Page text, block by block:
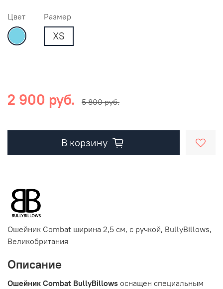
Цвет Размер
XS
2 900 руб. 5 800 руб.
В корзину
Ошейник Combat ширина 2,5 см, с ручкой, BullyBillows,
Великобритания
Описание
Ошейник Combat BullyBillows оснащен специальным